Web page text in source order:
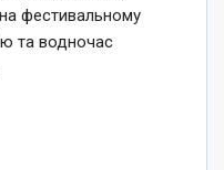
фестивальному
та водночас